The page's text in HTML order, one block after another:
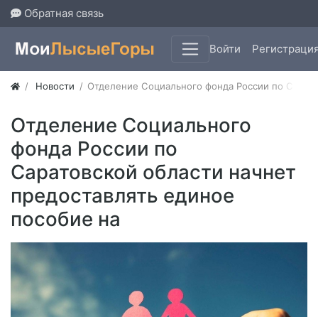
Обратная связь
Войти
Новости ​Отделение Социального фонда России по
​Отделение Социального
фонда России по
Саратовской области начнет
предоставлять единое
пособие на